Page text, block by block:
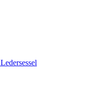
Ledersessel